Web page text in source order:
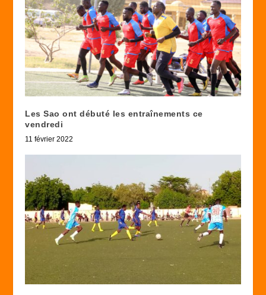
Les Sao ont débuté les entraînements ce
vendredi
11 février 2022